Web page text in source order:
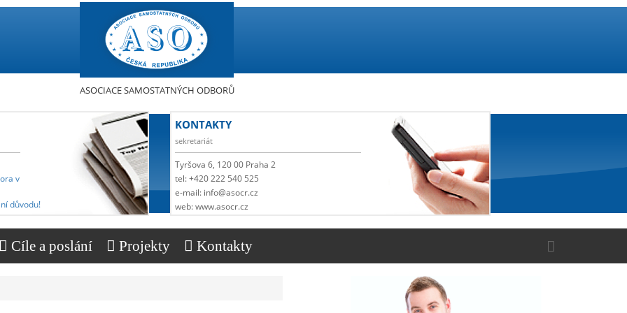
ASOCIACE SAMOSTATNÝCH ODBORŮ
v
důvodu!
KONTAKTY
sekretariát
Tyršova 6, 120 00 Praha 2
tel: +420 222 540 525
e-mail: info@asocr.cz
web: www.asocr.cz
Cíle a poslání Projekty Kontakty